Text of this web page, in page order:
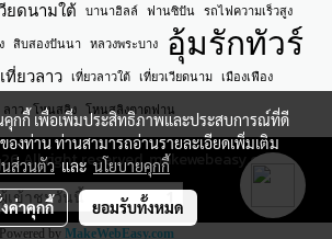
ยดนามใต้ บานาฮิลล์ ฟานซิปัน รถไฟความเร็วสูง
สิบสองปันนา หลวงพระบาง อุ้มรักทัวร์
เที่ยวลาว เที่ยวลาวใต้ เที่ยวเวียดนาม เมืองเฟือง
ลาว โหนสลิง โหนสลิงตาดฟาน
All right reserved. makewebeasy.com
ผู้เข้าชมวันนี้ 1
Powered by MakeWebEasy.com
คุกกี้ เพื่อเพิ่มประสิทธิภาพและประสบการณ์ที่ดี
องท่าน ท่านสามารถอ่านรายละเอียดเพิ่มเติม
ส่วนตัว และ นโยบายคุกกี้
ค่าคุกกี้ ยอมรับทั้งหมด